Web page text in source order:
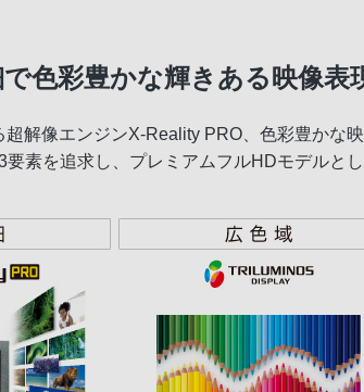
色彩豊かな輝きある映像表
解像エンジンX-Reality PRO、色彩豊かな
素を追求し、プレミアムフルHDモデルと